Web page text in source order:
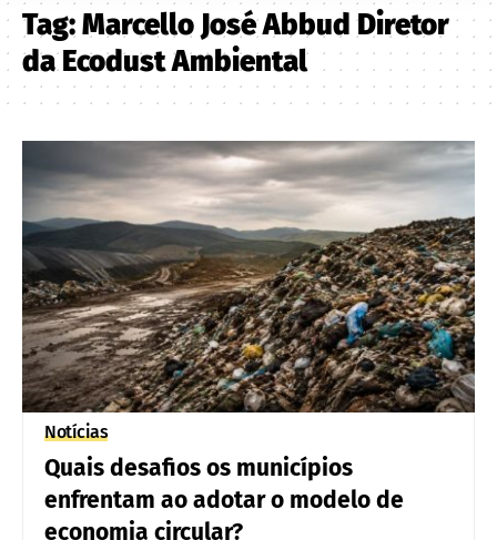
Tag:Marcello José Abbud Diretor
da Ecodust Ambiental
Notícias
Quais desafios os municípios
enfrentam ao adotar o modelo de
economia circular?